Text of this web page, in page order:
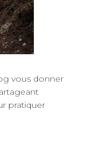
vous donner
pratiquer